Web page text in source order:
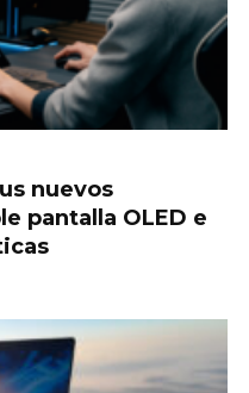
nuevos
pantalla OLED e